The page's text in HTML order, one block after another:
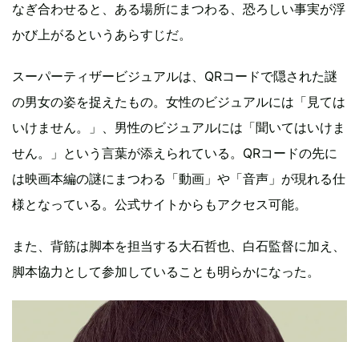
なぎ合わせると、ある場所にまつわる、恐ろしい事実が浮
かび上がるというあらすじだ。
スーパーティザービジュアルは、QRコードで隠された謎
の男女の姿を捉えたもの。女性のビジュアルには「見ては
いけません。」、男性のビジュアルには「聞いてはいけま
せん。」という言葉が添えられている。QRコードの先に
は映画本編の謎にまつわる「動画」や「音声」が現れる仕
様となっている。公式サイトからもアクセス可能。
また、背筋は脚本を担当する大石哲也、白石監督に加え、
脚本協力として参加していることも明らかになった。